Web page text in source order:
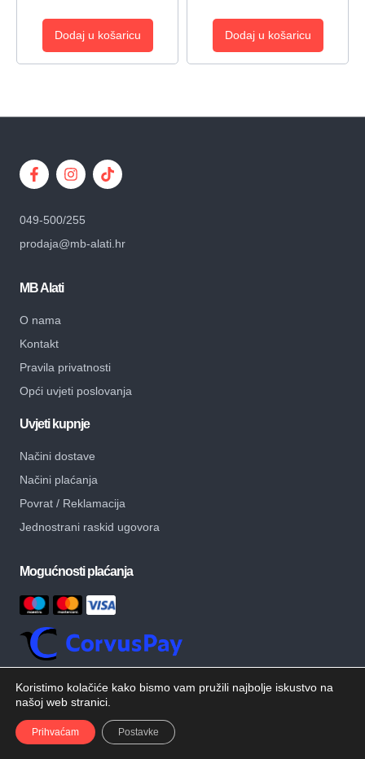
Dodaj u košaricu Dodaj u košaricu
049-500/255
prodaja@mb-alati.hr
MB Alati
O nama
Kontakt
Pravila privatnosti
Opći uvjeti poslovanja
Uvjeti kupnje
Načini dostave
Načini plaćanja
Povrat / Reklamacija
Jednostrani raskid ugovora
Mogućnosti plaćanja
© Copyright – MB Alati – Sva prava pridržana.
Developed by
Koristimo kolačiće kako bismo vam pružili najbolje iskustvo na
našoj web stranici.
Prihvaćam Postavke